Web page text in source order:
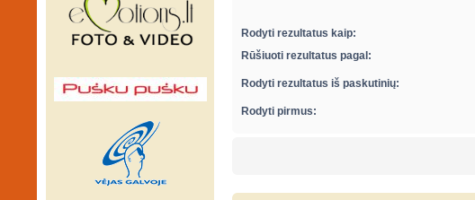
Rodyti rezultatus kaip:
Rūšiuoti rezultatus pagal:
Rodyti rezultatus iš paskutinių:
Rodyti pirmus: